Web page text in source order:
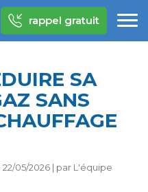
rappel gratuit
SA
SANS
22/05/2026 | par L'équipe